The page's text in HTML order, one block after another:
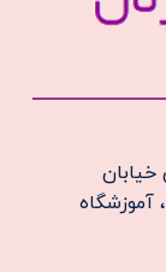
آیفر، طبقه ۳، واحد ۷، آموزشگاه